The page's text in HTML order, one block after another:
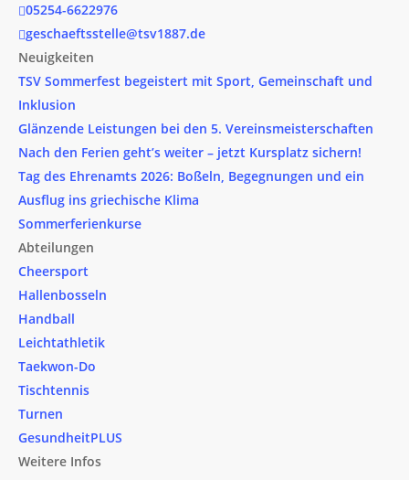
05254-6622976
geschaeftsstelle@tsv1887.de
Neuigkeiten
TSV Sommerfest begeistert mit Sport, Gemeinschaft und
Inklusion
Glänzende Leistungen bei den 5. Vereinsmeisterschaften
Nach den Ferien geht’s weiter – jetzt Kursplatz sichern!
Tag des Ehrenamts 2026: Boßeln, Begegnungen und ein
Ausflug ins griechische Klima
Sommerferienkurse
Abteilungen
Cheersport
Hallenbosseln
Handball
Leichtathletik
Taekwon-Do
Tischtennis
Turnen
GesundheitPLUS
Weitere Infos